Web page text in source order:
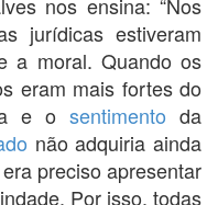
jurídicas estiveram
a moral. Quando os
eram mais fortes do
e o sentimento da
não adquiria ainda
preciso apresentar
Por isso, todas